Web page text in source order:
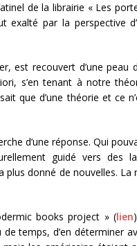
de la librairie « Les
par la perspective
est recouvert d’une
s’en tenant à notre
que d’une théorie et ce
d’une réponse. Qui
guidé vers des
plus donné de nouvelles.
books project » (lien
temps, d’en déterminer